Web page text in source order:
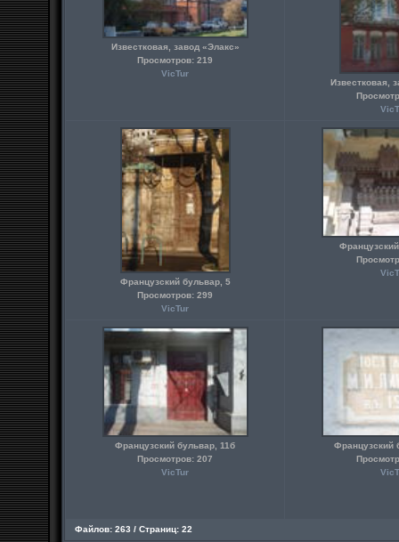
Известковая, завод «Элакс»
Просмотров: 219
VicTur
Известковая,
Французский бульвар, 5
Просмотров: 299
VicTur
Французский бульвар, 11б
Просмотров: 207
VicTur
Французский
Файлов: 263 / Страниц: 22